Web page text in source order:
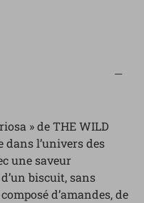
» de THE WILD
dans l’univers des
une saveur
biscuit, sans
d’amandes, de